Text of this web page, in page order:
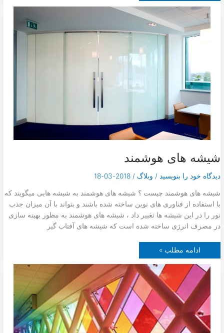
ر
ف
ش
ی
ش
ر
م
ا
ی
ش
ت
ا
ب
ش
ی
شیشه های هوشمند
دیدگاه‌ خود را بنویسید / وبلاگ /
2018-03-18
شیشه های هوشمند چیست ؟ شیشه های هوشمند به شیشه هایی میگویند که
با استفاده از فناوری های نوین ساخته شده باشند و بتواند با آن میزان جذب
نور را در این شیشه ها تغییر داد ، شیشه های هوشمند به مظور بهینه سازی
در مصرف انرژی ساخته شده است که شیشه های آفتاب گیر
ش
ش
ه
ا
ی
و
ش
م
ن
ادامه مطلب »